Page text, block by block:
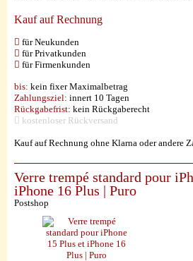
Kauf auf Rechnung
für Neukunden
für Privatkunden
für Firmenkunden
bis: kein fixer Maximalbetrag
Zahlungsziel: innert 10 Tagen
Rückgabefrist: kein Rückgaberecht
kostenloser Rückversand
Kauf auf Rechnung ohne Klarna oder andere
Verre trempé standard pour
iPhone 16 Plus | Puro
Postshop